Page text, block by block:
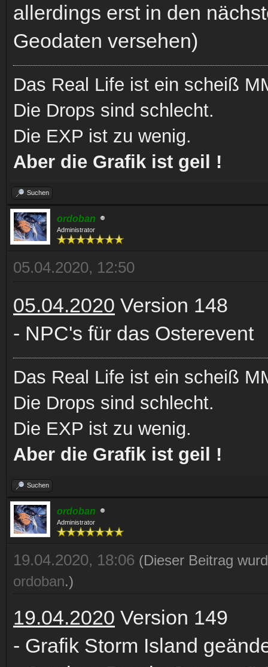
allerdings erst in den
Geodaten versehen)
Das Real Life ist ein scheiß
Die Drops sind schlecht.
Die EXP ist zu wenig.
Aber die Grafik ist geil !
Suchen
ordoban
Administrator
05.04.2020, 12:50
05.04.2020 Version 148
- NPC's für das Osterevent
Das Real Life ist ein scheiß
Die Drops sind schlecht.
Die EXP ist zu wenig.
Aber die Grafik ist geil !
Suchen
ordoban
Administrator
19.04.2020, 18:06 (Dieser Beitrag
ordoban.)
19.04.2020 Version 149
- Grafik Storm Island